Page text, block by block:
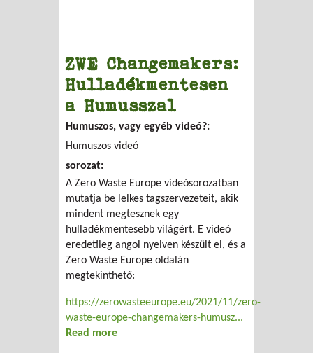
ZWE Changemakers:
Hulladékmentesen
a Humusszal
Humuszos, vagy egyéb videó?:
Humuszos videó
sorozat:
A Zero Waste Europe videósorozatban
mutatja be lelkes tagszervezeteit, akik
mindent megtesznek egy
hulladékmentesebb világért. E videó
eredetileg angol nyelven készült el, és a
Zero Waste Europe oldalán
megtekinthető:
https://zerowasteeurope.eu/2021/11/zero-
waste-europe-changemakers-humusz...
Read more